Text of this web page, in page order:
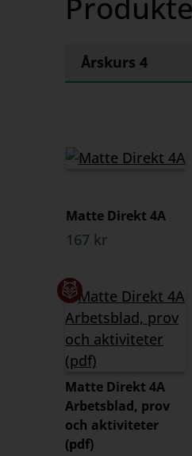
Årskurs 4
Matte Direkt 4A
167 kr
Matte Direkt 4A
Arbetsblad, prov
och aktiviteter
(pdf)